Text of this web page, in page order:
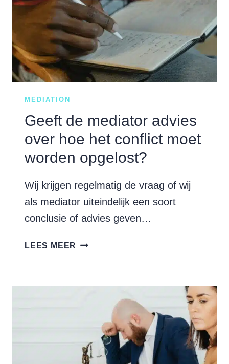
ARBEIDSCONFLICTEN
MEDIATION
Geeft de mediator advies
over hoe het conflict moet
worden opgelost?
Wij krijgen regelmatig de vraag of wij
als mediator uiteindelijk een soort
conclusie of advies geven…
LEES MEER GEEFT
CONFLICT
MOET
WORDEN